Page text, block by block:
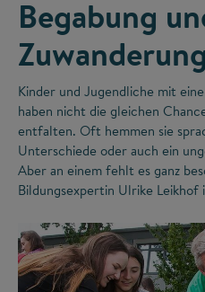
Begabung
Zuwanderung
Kinder und Jugendliche mit
haben nicht die gleichen
entfalten. Oft hemmen sie
Unterschiede oder auch ein
Aber an einem fehlt es ganz
Bildungsexpertin Ulrike Leikhof